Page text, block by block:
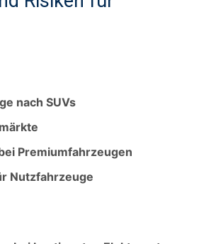
nach SUVs
Premiumfahrzeugen
Nutzfahrzeuge